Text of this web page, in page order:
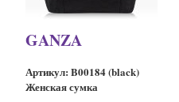
GANZA
Артикул: B00184 (black)
Женская сумка